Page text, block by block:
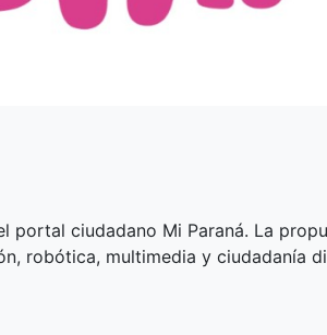
portal ciudadano Mi Paraná. La
robótica, multimedia y ciudadanía